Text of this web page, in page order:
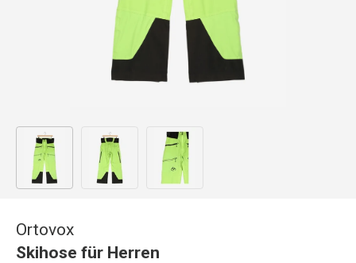
Bild 1 in Galerieansicht laden
Ortovox
Skihose für Herren